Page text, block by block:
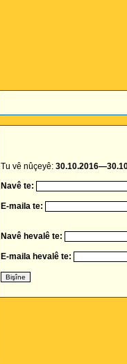
Tu vê nûçeyê:
Navê te:
E-maila te:
Navê hevalê te:
E-maila hevalê te: